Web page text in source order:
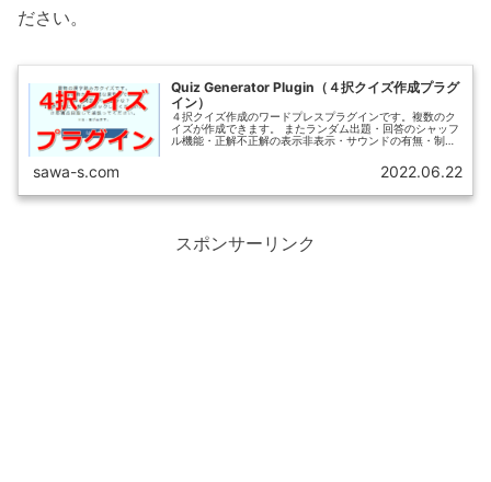
ださい。
Quiz Generator Plugin（４択クイズ作成プラグ
イン）
４択クイズ作成のワードプレスプラグインです。複数のク
イズが作成できます。 またランダム出題・回答のシャッフ
ル機能・正解不正解の表示非表示・サウンドの有無・制限
sawa-s.com 2022.06.22
スポンサーリンク